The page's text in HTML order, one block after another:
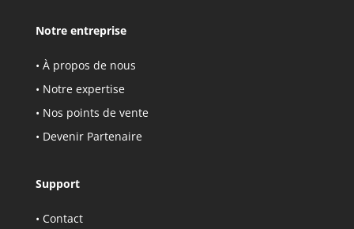
Notre entreprise
• À propos de nous
• Notre expertise
• Nos points de vente
• Devenir Partenaire
Support
• Contact